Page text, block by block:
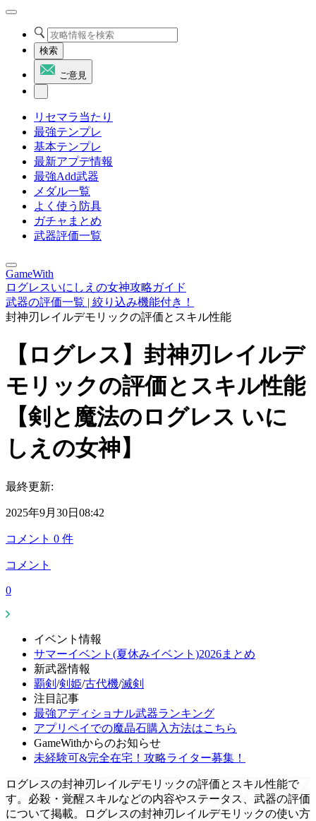
検索
ご意見
リセマラ当たり
最強テンプレ
基本テンプレ
最新アプデ情報
最強Add武器
メダル一覧
よく使う防具
ガチャまとめ
武器評価一覧
GameWith
ログレスいにしえの女神攻略ガイド
武器の評価一覧 | 絞り込み機能付き！
封神刃レイルデモリックの評価とスキル性能
【ログレス】封神刃レイルデ
モリックの評価とスキル性能
【剣と魔法のログレス いに
しえの女神】
最終更新:
2025年9月30日08:42
コメント 0 件
コメント
0
イベント情報
サマーイベント(夏休みイベント)2026まとめ
新武器情報
覇剣 /剣姫/古代機/滅剣
注目記事
最強アディショナル武器ランキング
アプリペイでの魔晶石購入方法はこちら
GameWithからのお知らせ
未経験可&完全在宅！攻略ライター募集！
ログレスの封神刃レイルデモリックの評価とスキル性能で
す。必殺・覚醒スキルなどの内容やステータス、武器の評価
について掲載。ログレスの封神刃レイルデモリックの使い方